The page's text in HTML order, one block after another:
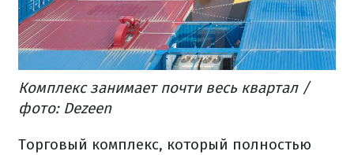
Комплекс занимает почти весь квартал /
фото: Dezeen
Торговый комплекс, который полностью